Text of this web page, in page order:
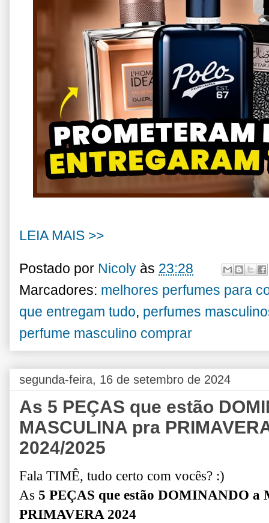
LEIA MAIS >>
Postado por Nicoly às 23:28
Marcadores: melhores perfumes para
que entregam tudo, perfumes
perfume masculino comprar
segunda-feira, 16 de setembro de 2024
As 5 PEÇAS que estão
MASCULINA pra
2024/2025
Fala TIMÊ, tudo certo com vocês? :)
As 5 PEÇAS que estão DOMINANDO
PRIMAVERA 2024